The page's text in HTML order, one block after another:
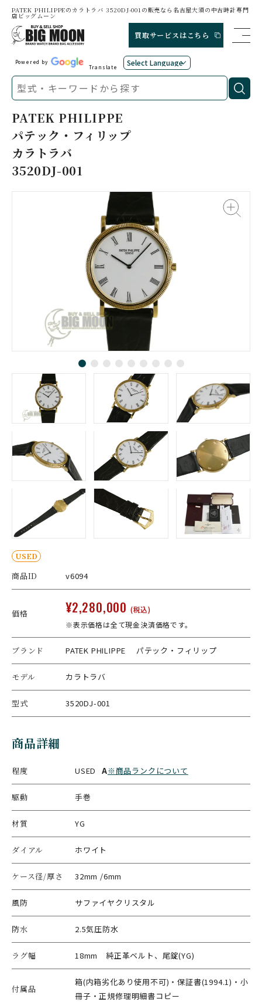
PATEK PHILIPPEのカラトラバ 3520DJ-001の販売なら名古屋大須の中古時計専門
店ビッグムーン
買取サービスはこちら
Powered by
Translate
PATEK PHILIPPE
パテック・フィリップ
カラトラバ
3520DJ-001
USED
商品ID v6094
価格 ¥2,280,000 (税込)
※表示価格は全て現金決済価格です。
ブランド PATEK PHILIPPE パテック・フィリップ
モデル カラトラバ
型式 3520DJ-001
商品詳細
程度 USED A※商品ランクについて
駆動 手巻
材質 YG
ダイアル ホワイト
ケース径/厚さ 32mm /6mm
風防 サファイヤクリスタル
防水 2.5気圧防水
ラグ幅 18mm 純正革ベルト、尾錠(YG)
付属品
箱(内箱劣化あり使用不可)・保証書(1994.1)・小
冊子・正規修理明細書コピー